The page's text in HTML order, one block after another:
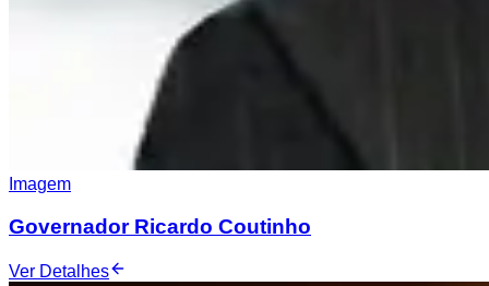
Imagem
Governador Ricardo Coutinho
Ver Detalhes